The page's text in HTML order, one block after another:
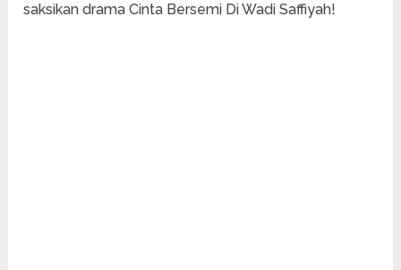
saksikan drama Cinta Bersemi Di Wadi Saffiyah!